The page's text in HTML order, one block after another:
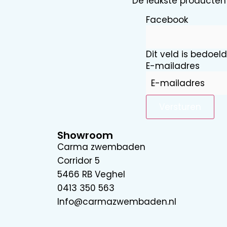
Facebook
Dit veld is
E-mailadres
Showroom
Carma zwembaden
Corridor 5
5466 RB Veghel
0413 350 563
Info@carmazwembaden.nl